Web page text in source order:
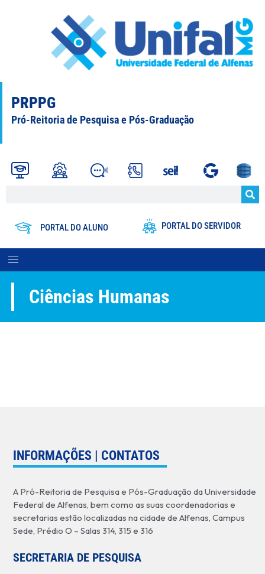
PRPPG
Pró-Reitoria de Pesquisa e Pós-Graduação
PORTAL DO ALUNO PORTAL DO SERVIDOR
Ciências Humanas
INFORMAÇÕES | CONTATOS
A Pró-Reitoria de Pesquisa e Pós-Graduação da Universidade
Federal de Alfenas, bem como as suas coordenadorias e
secretarias estão localizadas na cidade de Alfenas, Campus
Sede, Prédio O – Salas 314, 315 e 316
SECRETARIA DE PESQUISA